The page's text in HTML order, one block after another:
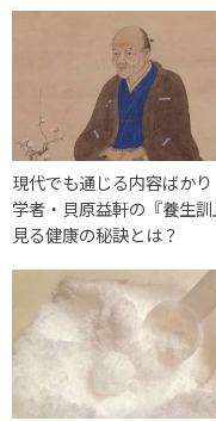
現代でも通じる内容ばか
学者・貝原益軒の『養生
見る健康の秘訣とは？